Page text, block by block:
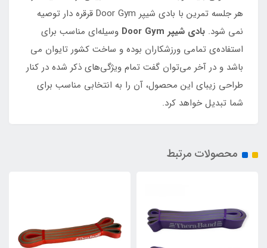
هر جلسه تمرین با بادی شیپر Door Gym قرقره دار توصیه
نمی شود. بادی شیپر Door Gym
وسیله‌ای مناسب برای
استفاده‌ی تمامی ورزشکاران بوده و ساخت کشور تایوان می
باشد و در آخر می‌توان گفت تمام ویژگی‌های ذکر شده در کنار
طراحی زیبای این محصول، آن را به انتخابی مناسب برای
شما تبدیل خواهد کرد.
محصولات مرتبط